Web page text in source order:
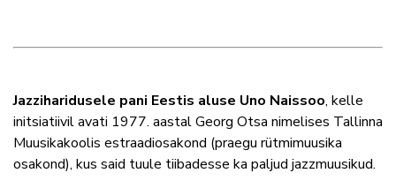
Jazziharidusele pani Eestis aluse Uno Naissoo, kelle
initsiatiivil avati 1977. aastal Georg Otsa nimelises Tallinna
Muusikakoolis estraadiosakond (praegu rütmimuusika
osakond), kus said tuule tiibadesse ka paljud jazzmuusikud.